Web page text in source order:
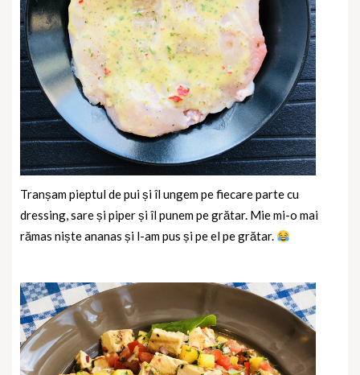
Tranșam pieptul de pui și îl ungem pe fiecare parte cu
dressing, sare și piper și îl punem pe grătar. Mie mi-o mai
rămas niște ananas și l-am pus și pe el pe grătar.